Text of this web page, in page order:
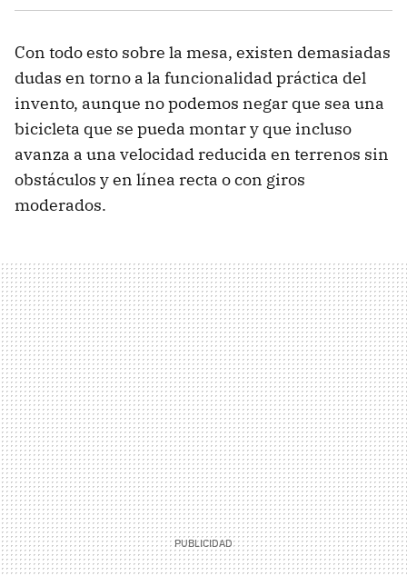
Con todo esto sobre la mesa, existen demasiadas
dudas en torno a la funcionalidad práctica del
invento, aunque no podemos negar que sea una
bicicleta que se pueda montar y que incluso
avanza a una velocidad reducida en terrenos sin
obstáculos y en línea recta o con giros
moderados.